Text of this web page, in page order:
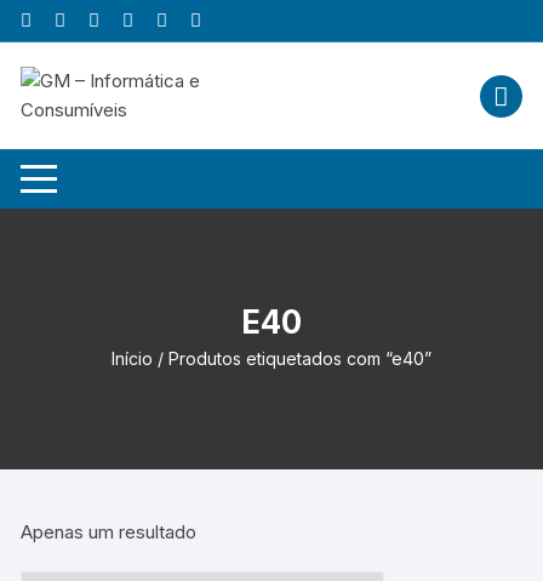
Skip
to
content
E40
Início / Produtos etiquetados com “e40”
Apenas um resultado